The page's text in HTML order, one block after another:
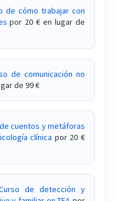
deseo sexual
identificarlo y
de cómo trabajar con
por 20 € en lugar de
de comunicación no
de 99 €
cuentos y metáforas
clínica por 20 €
de detección y